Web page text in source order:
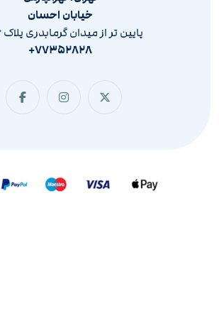
خیابان احسان
پایین تر از میدان گرمابدری پلاک ۲۴۶:
۷۷۳۵۲۸۲۸+